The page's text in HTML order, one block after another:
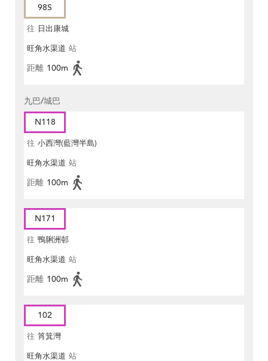
98S
往 日出康城
旺角水渠道 站
距離 100m
九巴/城巴
N118
往 小西灣(藍灣半島)
旺角水渠道 站
距離 100m
N171
往 鴨脷洲邨
旺角水渠道 站
距離 100m
102
往 筲箕灣
旺角水渠道 站